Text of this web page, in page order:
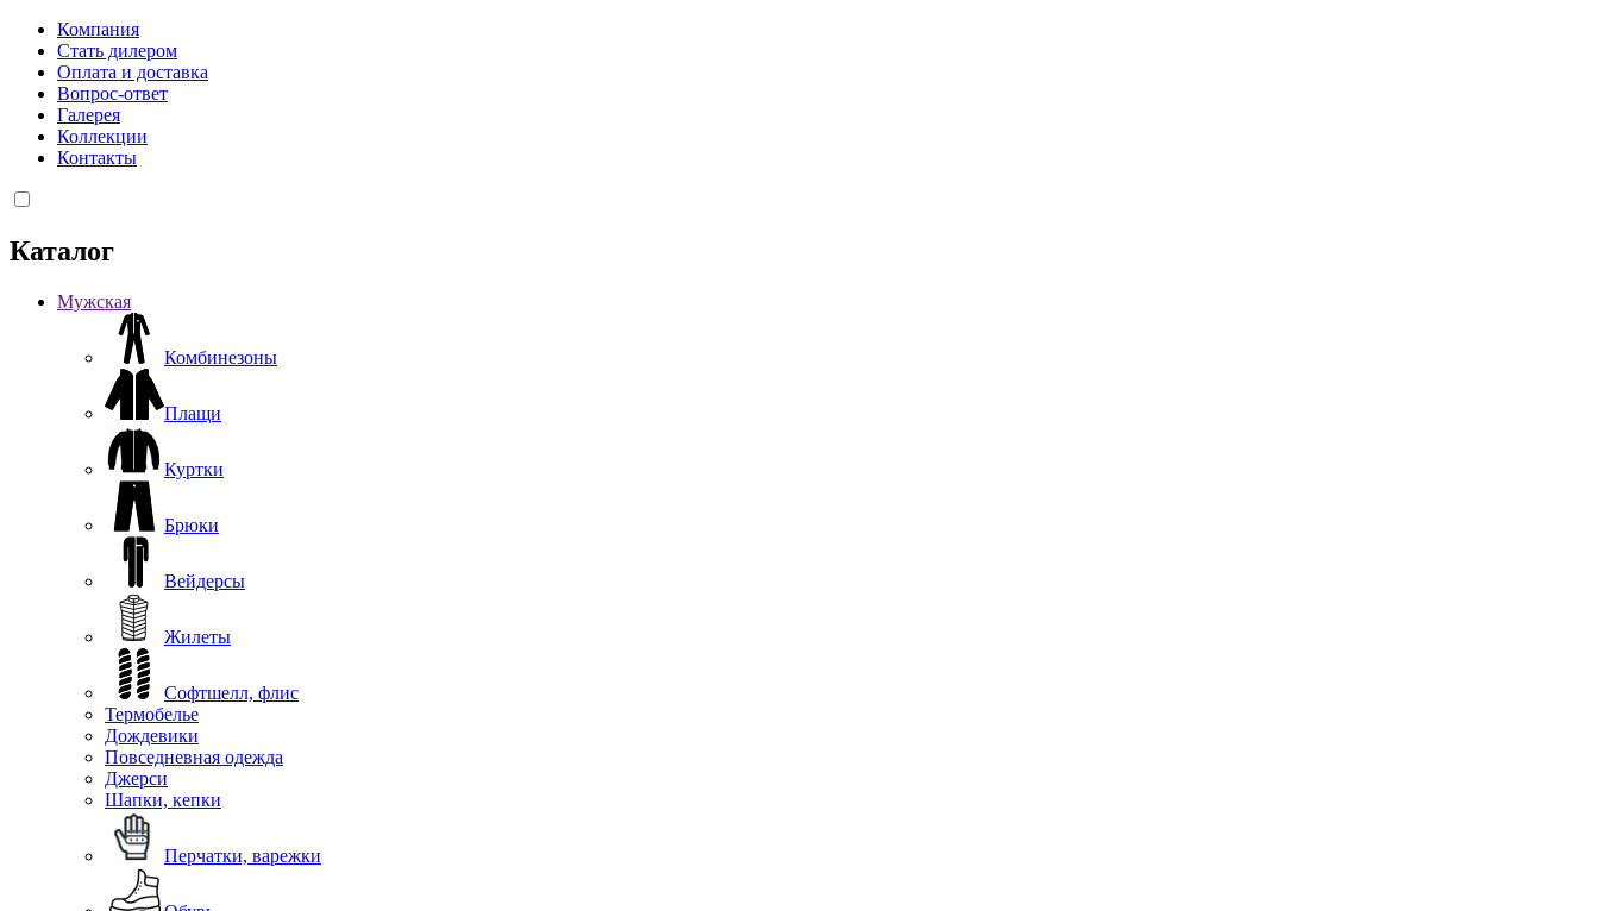
Компания
Стать дилером
Оплата и доставка
Вопрос-ответ
Галерея
Коллекции
Контакты
Каталог
Мужская
Комбинезоны
Плащи
Куртки
Брюки
Вейдерсы
Жилеты
Софтшелл, флис
Термобелье
Дождевики
Повседневная одежда
Джерси
Шапки, кепки
Перчатки, варежки